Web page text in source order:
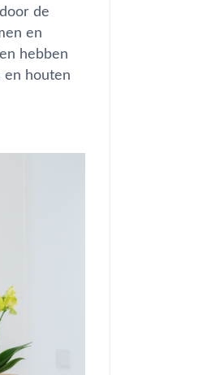
de
en
hebben
en houten